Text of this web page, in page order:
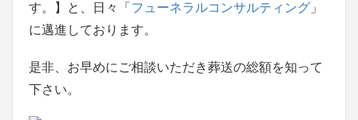
す。】と、日々「 フューネラルコンサルティング 」
に邁進しております。
是非、お早めにご相談いただき葬送の総額を知って
下さい。